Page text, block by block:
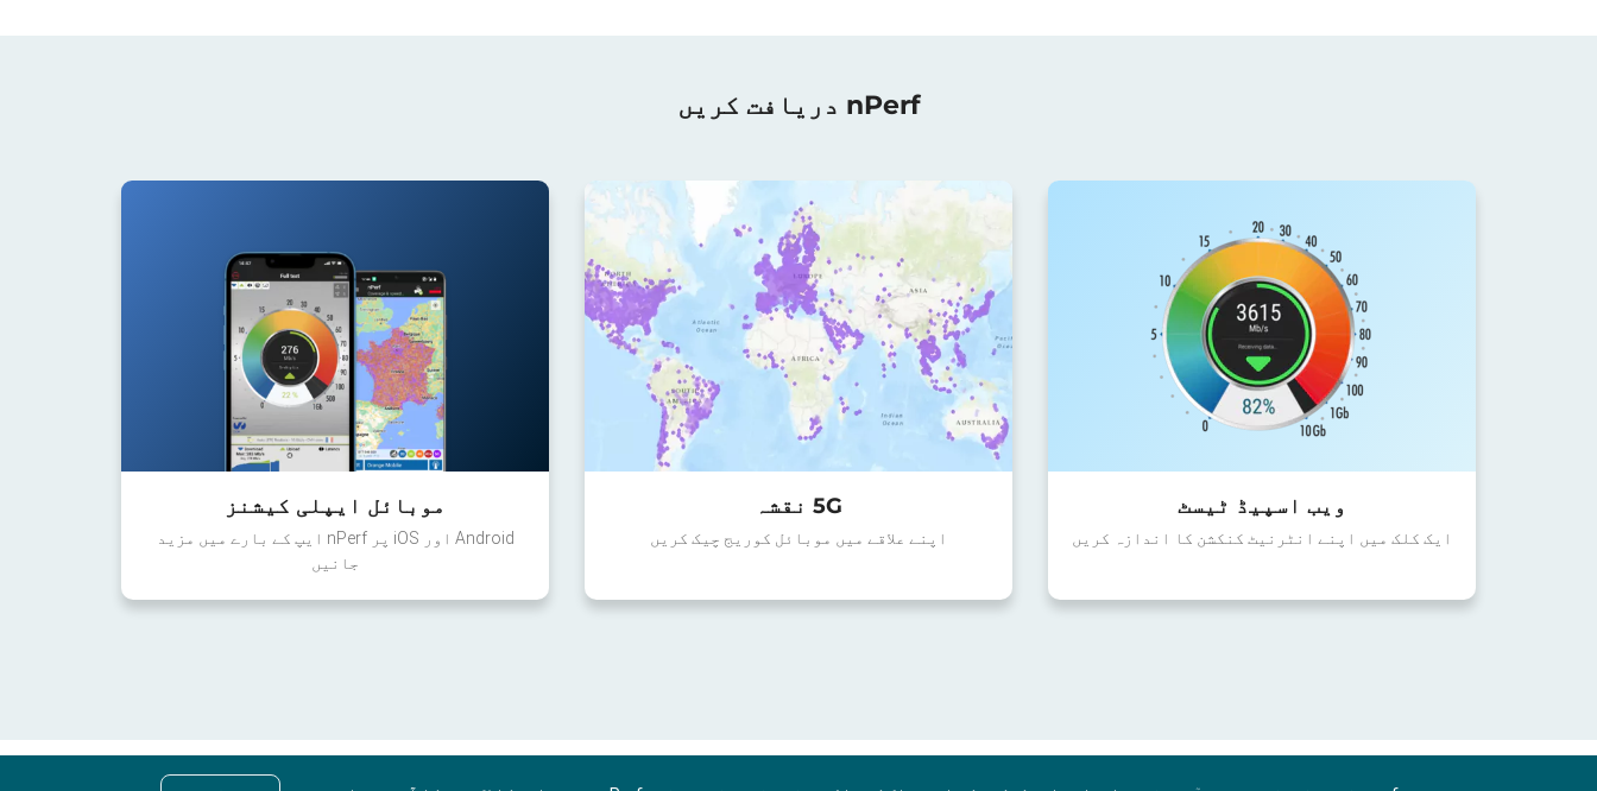
nPerf دریافت کریں
ویب اسپیڈ ٹیسٹ
ایک کلک میں اپنے انٹرنیٹ کنکشن کا اندازہ کریں
5G نقشہ
اپنے علاقے میں موبائل کوریج چیک کریں
موبائل ایپلی کیشنز
Android اور iOS پر nPerf ایپ کے بارے میں مزید
جانیں